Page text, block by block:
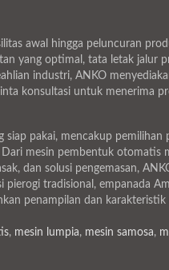
awal hingga peluncuran
yang optimal, tata letak jalur
industri, ANKO
konsultasi untuk menerima
pakai, mencakup
mesin pembentuk otomatis
dan solusi pengemasan,
tradisional, empanada
penampilan dan
, mesin lumpia, mesin samosa,